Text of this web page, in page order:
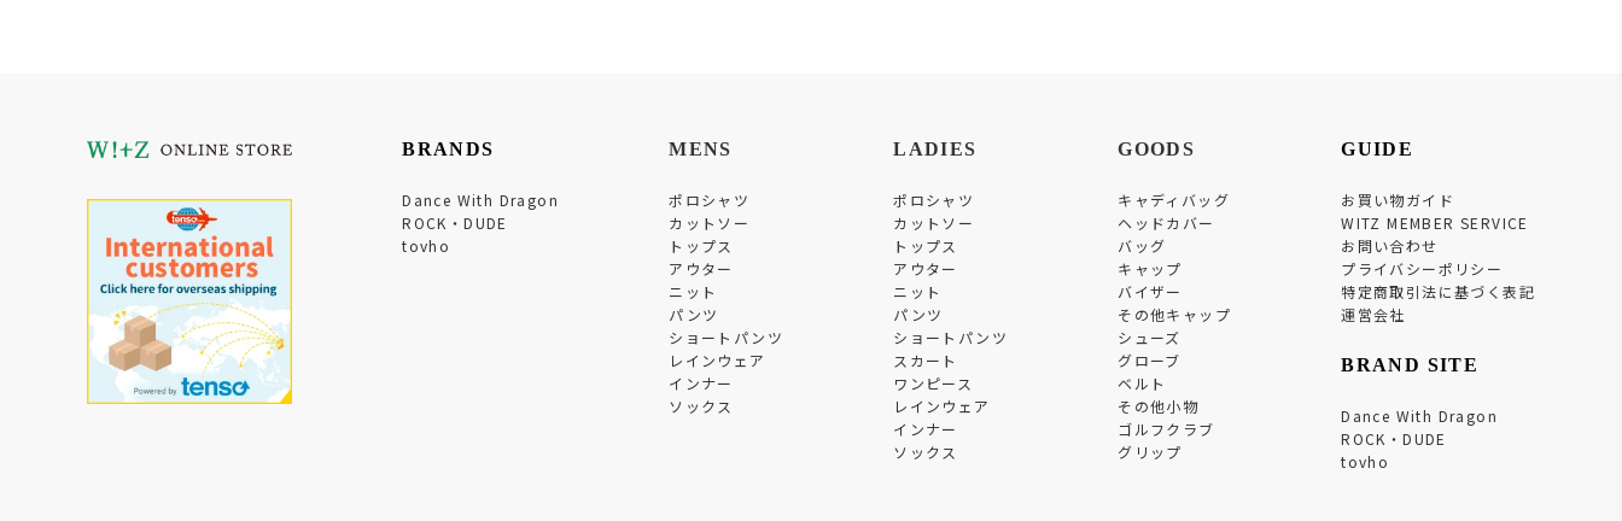
BRANDS
Dance With Dragon
ROCK・DUDE
tovho
MENS
ポロシャツ
カットソー
トップス
アウター
ニット
パンツ
ショートパンツ
レインウェア
インナー
ソックス
LADIES
ポロシャツ
カットソー
トップス
アウター
ニット
パンツ
ショートパンツ
スカート
ワンピース
レインウェア
インナー
ソックス
GOODS
キャディバッグ
ヘッドカバー
バッグ
キャップ
バイザー
その他キャップ
シューズ
グローブ
ベルト
その他小物
ゴルフクラブ
グリップ
GUIDE
お買い物ガイド
WITZ MEMBER SERVICE
お問い合わせ
プライバシーポリシー
特定商取引法に基づく表記
運営会社
BRAND SITE
Dance With Dragon
ROCK・DUDE
tovho